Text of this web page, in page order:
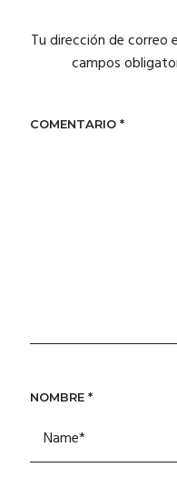
Tu dirección de correo
campos
COMENTARIO *
NOMBRE *